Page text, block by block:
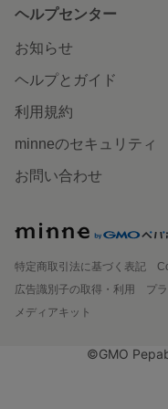
ヘルプセンター
お知らせ
ヘルプとガイド
利用規約
minneのセキュリティ
お問い合わせ
特定商取引法に基づく表記
広告識別子の取得・利用
プ
メディアキット
©GMO